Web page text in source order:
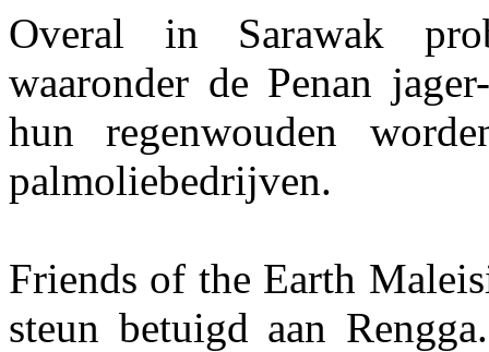
Overal in Sarawak
waaronder de Penan
hun regenwouden
palmoliebedrijven.
Friends of the Earth
steun betuigd aan